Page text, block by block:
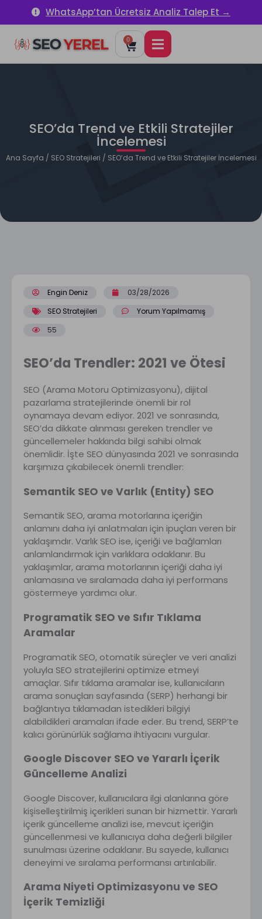
WhatsApp’tan Ücretsiz Analiz Talep Et →
0
SEO’da Trend ve Etkili Stratejiler
İncelemesi
Ana Sayfa / SEO Stratejileri / SEO’da Trend ve Etkili Stratejiler İncelemesi
Engin Deniz
03/28/2026
SEO Stratejileri
Yorum Yapılmamış
55
SEO’da Trendler: 2021 ve Ötesi
SEO (Arama Motoru Optimizasyonu), dijital
pazarlama stratejilerinde önemli bir rol
oynamaya devam ediyor. 2021 ve sonrasında,
SEO’da dikkate alınması gereken trendler ve
güncellemeler hakkında bilgi sahibi olmak
önemlidir. İşte SEO dünyasında 2021 ve sonrasında
karşımıza çıkabilecek önemli trendler:
Semantik SEO ve Varlık (Entity) SEO
Semantik SEO, arama motorlarına içeriğin
anlamını daha iyi anlatmaları için ipuçları veren bir
yaklaşımdır. Varlık SEO ise, içeriği ve bağlamları
anlamlandırmak için varlıklara odaklanır. Bu
yaklaşımlar, arama motorlarının içeriği daha iyi
anlamasına ve sıralamada daha iyi performans
göstermeye yardımcı olur.
Programatik SEO ve Sıfır Tıklama
Aramalar
Programatik SEO, otomatik süreçler ve veri analizi
yoluyla SEO stratejilerini optimize etmeyi
amaçlar. Sıfır tıklama aramalar ise, kullanıcıların
arama sonuçları sayfasında (SERP) herhangi bir
bağlantıya tıklamadan istedikleri bilgiyi
alabildikleri aramaları ifade eder. Bu trend, SERP’te
kalıcı görünürlük sağlama ihtiyacını vurgular.
Google Discover SEO ve Yararlı İçerik
Güncelleme Analizi
Google Discover, kullanıcılara ilgi alanlarına göre
kişiselleştirilmiş içerikleri sunan bir hizmettir. Yararlı
içerik güncelleme analizi ise, mevcut içeriğin
güncellenmesi ve kullanıcıya daha değerli bilgiler
sunulması üzerine odaklanır. Bu sayede, kullanıcı
deneyimi ve sıralama performansı artırılabilir.
Arama Niyeti Optimizasyonu ve SEO
İçerik Temizliği